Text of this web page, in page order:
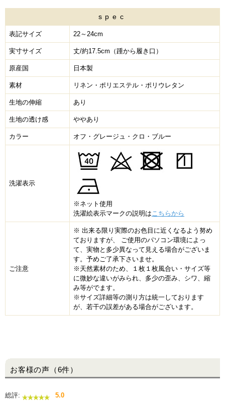
spec
表記サイズ 22～24cm
実寸サイズ 丈/約17.5cm（踵から履き口）
原産国 日本製
素材 リネン・ポリエステル・ポリウレタン
生地の伸縮 あり
生地の透け感 ややあり
カラー オフ・グレージュ・クロ・ブルー
洗濯表示
※ネット使用
洗濯絵表示マークの説明は こちらから
ご注意
※ 出来る限り実際のお色目に近くなるよう努め
ておりますが、 ご使用のパソコン環境によっ
て、実物と多少異なって見える場合がございま
す。予めご了承下さいませ。
※天然素材のため、１枚１枚風合い・サイズ等
に微妙な違いがみられ、多少の歪み、シワ、縮
み等がでます。
※サイズ詳細等の測り方は統一しております
が、若干の誤差がある場合がございます。
お客様の声（6件）
総評: 5.0